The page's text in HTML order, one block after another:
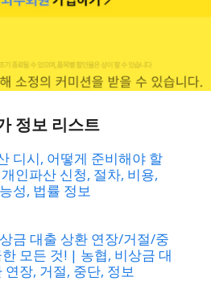
정보 리스트
디시, 어떻게 준비해야 할
인파산 신청, 절차, 비용,
성, 법률 정보
금 대출 상환 연장/거절/중
모든 것! | 농협, 비상금 대
연장, 거절, 중단, 정보